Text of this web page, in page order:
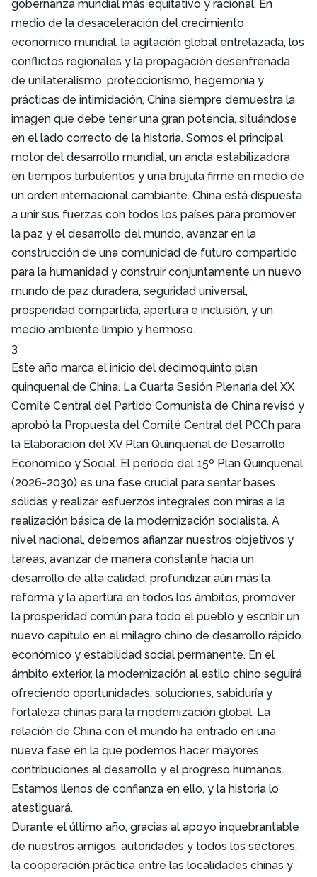
gobernanza mundial más equitativo y racional. En
medio de la desaceleración del crecimiento
económico mundial, la agitación global entrelazada, los
conflictos regionales y la propagación desenfrenada
de unilateralismo, proteccionismo, hegemonía y
prácticas de intimidación, China siempre demuestra la
imagen que debe tener una gran potencia, situándose
en el lado correcto de la historia. Somos el principal
motor del desarrollo mundial, un ancla estabilizadora
en tiempos turbulentos y una brújula firme en medio de
un orden internacional cambiante. China está dispuesta
a unir sus fuerzas con todos los países para promover
la paz y el desarrollo del mundo, avanzar en la
construcción de una comunidad de futuro compartido
para la humanidad y construir conjuntamente un nuevo
mundo de paz duradera, seguridad universal,
prosperidad compartida, apertura e inclusión, y un
medio ambiente limpio y hermoso.
3
Este año marca el inicio del decimoquinto plan
quinquenal de China. La Cuarta Sesión Plenaria del XX
Comité Central del Partido Comunista de China revisó y
aprobó la Propuesta del Comité Central del PCCh para
la Elaboración del XV Plan Quinquenal de Desarrollo
Económico y Social. El período del 15º Plan Quinquenal
(2026-2030) es una fase crucial para sentar bases
sólidas y realizar esfuerzos integrales con miras a la
realización básica de la modernización socialista. A
nivel nacional, debemos afianzar nuestros objetivos y
tareas, avanzar de manera constante hacia un
desarrollo de alta calidad, profundizar aún más la
reforma y la apertura en todos los ámbitos, promover
la prosperidad común para todo el pueblo y escribir un
nuevo capítulo en el milagro chino de desarrollo rápido
económico y estabilidad social permanente. En el
ámbito exterior, la modernización al estilo chino seguirá
ofreciendo oportunidades, soluciones, sabiduría y
fortaleza chinas para la modernización global. La
relación de China con el mundo ha entrado en una
nueva fase en la que podemos hacer mayores
contribuciones al desarrollo y el progreso humanos.
Estamos llenos de confianza en ello, y la historia lo
atestiguará.
Durante el último año, gracias al apoyo inquebrantable
de nuestros amigos, autoridades y todos los sectores,
la cooperación práctica entre las localidades chinas y